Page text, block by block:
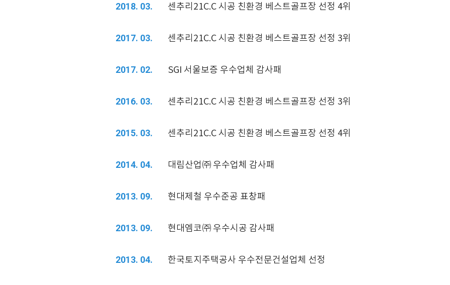
2018. 03. 센추리21C.C 시공 친환경 베스트골프장 선정 4위
2017. 03. 센추리21C.C 시공 친환경 베스트골프장 선정 3위
2017. 02. SGI 서울보증 우수업체 감사패
2016. 03. 센추리21C.C 시공 친환경 베스트골프장 선정 3위
2015. 03. 센추리21C.C 시공 친환경 베스트골프장 선정 4위
2014. 04. 대림산업㈜ 우수업체 감사패
2013. 09. 현대제철 우수준공 표창패
2013. 09. 현대엠코㈜ 우수시공 감사패
2013. 04. 한국토지주택공사 우수전문건설업체 선정